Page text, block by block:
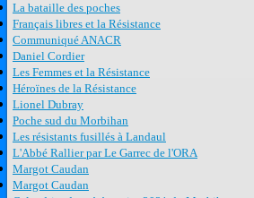
La bataille des poches
Français libres et la Résistance
Communiqué ANACR
Daniel Cordier
Les Femmes et la Résistance
Héroïnes de la Résistance
Lionel Dubray
Poche sud du Morbihan
Les résistants fusillés à Landaul
L'Abbé Rallier par Le Garrec de l'ORA
Margot Caudan
Margot Caudan